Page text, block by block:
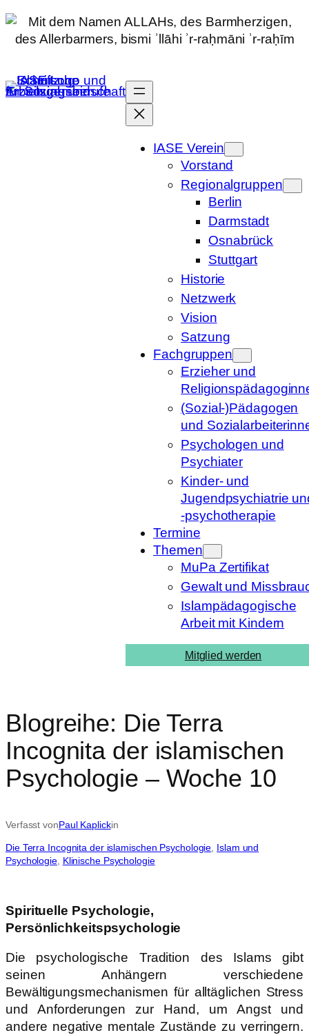
Zum
Inhalt
IASE Verein
Vorstand
Regionalgruppen
Berlin
Darmstadt
Osnabrück
Stuttgart
Historie
Netzwerk
Vision
Satzung
Fachgruppen
Erzieher und
(Sozial-)Pädagogen
und
Psychologen und
Psychiater
Kinder- und
Jugendpsychiatrie
-psychotherapie
Termine
Themen
MuPa Zertifikat
Gewalt und
Islampädagogische
Arbeit mit Kindern
Mitglied werden
Blogreihe: Die Terra
Incognita der islamischen
Psychologie – Woche 10
Verfasst vonPaul Kaplickin
Die Terra Incognita der islamischen Psychologie Islam und
Psychologie, Klinische Psychologie
Spirituelle Psychologie,
Persönlichkeitspsychologie
Die psychologische Tradition des Islams gibt
seinen Anhängern verschiedene
Bewältigungsmechanismen für alltäglichen Stress
und Anforderungen zur Hand, um Angst und
andere negative mentale Zustände zu verringern.